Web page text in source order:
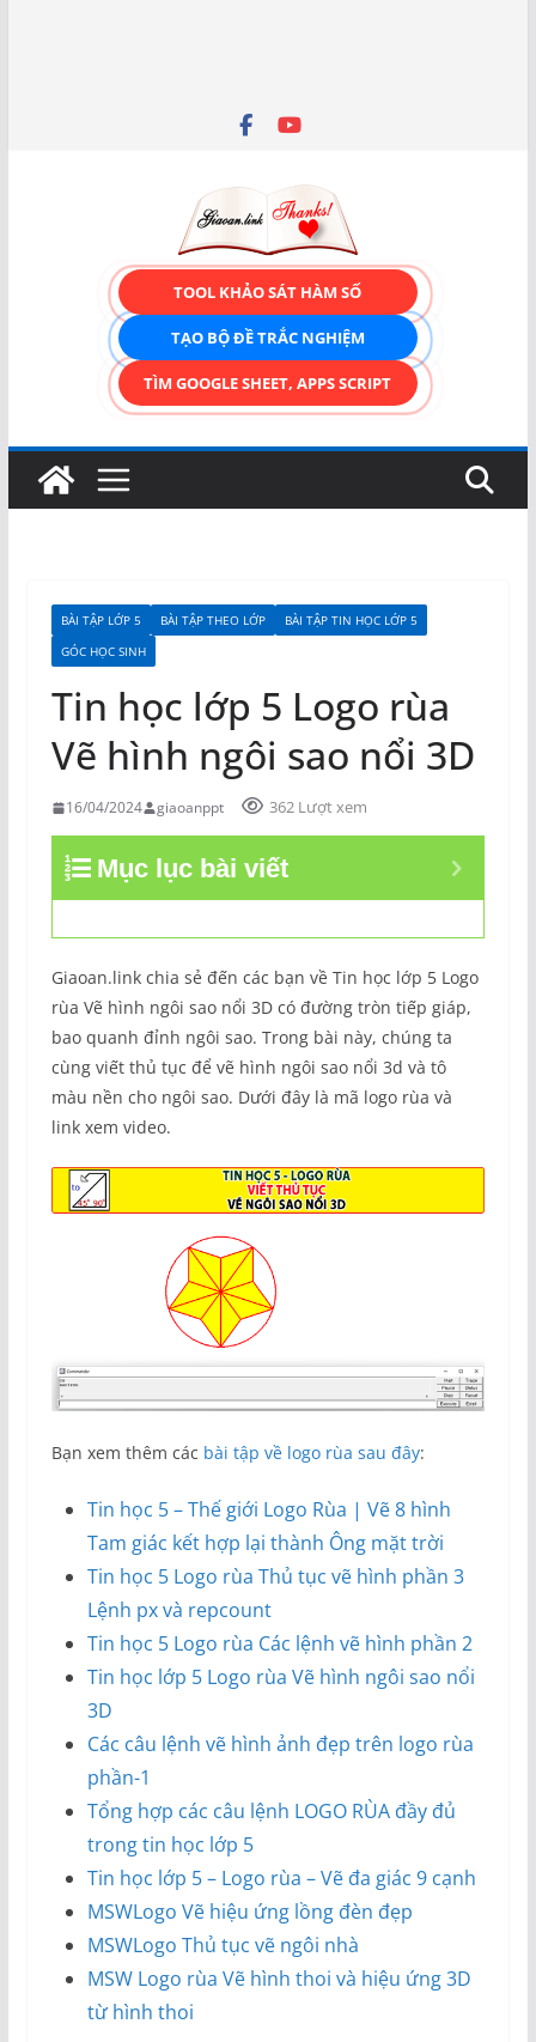
TOOL KHẢO SÁT HÀM SỐ
TẠO BỘ ĐỀ TRẮC NGHIỆM
TÌM GOOGLE SHEET, APPS SCRIPT
BÀI TẬP LỚP 5 BÀI TẬP THEO LỚP
BÀI TẬP TIN HỌC LỚP 5
GÓC HỌC SINH
Tin học lớp 5 Logo rùa
Vẽ hình ngôi sao nổi 3D
16/04/2024 giaoanppt 362 Lượt xem
Mục lục bài viết
Giaoan.link chia sẻ đến các bạn về Tin học lớp 5 Logo
rùa Vẽ hình ngôi sao nổi 3D có đường tròn tiếp giáp,
bao quanh đỉnh ngôi sao. Trong bài này, chúng ta
cùng viết thủ tục để vẽ hình ngôi sao nổi 3d và tô
màu nền cho ngôi sao. Dưới đây là mã logo rùa và
link xem video.
Bạn xem thêm các bài tập về logo rùa sau đây:
Tin học 5 – Thế giới Logo Rùa | Vẽ 8 hình
Tam giác kết hợp lại thành Ông mặt trời
Tin học 5 Logo rùa Thủ tục vẽ hình phần 3
Lệnh px và repcount
Tin học 5 Logo rùa Các lệnh vẽ hình phần 2
Tin học lớp 5 Logo rùa Vẽ hình ngôi sao nổi
3D
Các câu lệnh vẽ hình ảnh đẹp trên logo rùa
phần-1
Tổng hợp các câu lệnh LOGO RÙA đầy đủ
trong tin học lớp 5
Tin học lớp 5 – Logo rùa – Vẽ đa giác 9 cạnh
MSWLogo Vẽ hiệu ứng lồng đèn đẹp
MSWLogo Thủ tục vẽ ngôi nhà
MSW Logo rùa Vẽ hình thoi và hiệu ứng 3D
từ hình thoi